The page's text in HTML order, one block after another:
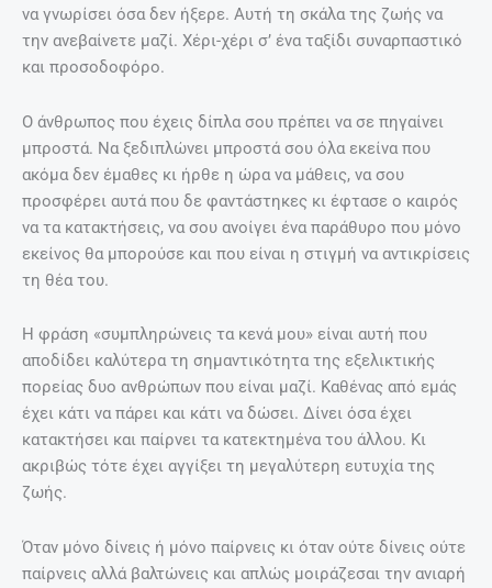
να γνωρίσει όσα δεν ήξερε. Αυτή τη σκάλα της ζωής να
την ανεβαίνετε μαζί. Χέρι-χέρι σ’ ένα ταξίδι συναρπαστικό
και προσοδοφόρο.
Ο άνθρωπος που έχεις δίπλα σου πρέπει να σε πηγαίνει
μπροστά. Να ξεδιπλώνει μπροστά σου όλα εκείνα που
ακόμα δεν έμαθες κι ήρθε η ώρα να μάθεις, να σου
προσφέρει αυτά που δε φαντάστηκες κι έφτασε ο καιρός
να τα κατακτήσεις, να σου ανοίγει ένα παράθυρο που μόνο
εκείνος θα μπορούσε και που είναι η στιγμή να αντικρίσεις
τη θέα του.
Η φράση «συμπληρώνεις τα κενά μου» είναι αυτή που
αποδίδει καλύτερα τη σημαντικότητα της εξελικτικής
πορείας δυο ανθρώπων που είναι μαζί. Καθένας από εμάς
έχει κάτι να πάρει και κάτι να δώσει. Δίνει όσα έχει
κατακτήσει και παίρνει τα κατεκτημένα του άλλου. Κι
ακριβώς τότε έχει αγγίξει τη μεγαλύτερη ευτυχία της
ζωής.
Όταν μόνο δίνεις ή μόνο παίρνεις κι όταν ούτε δίνεις ούτε
παίρνεις αλλά βαλτώνεις και απλώς μοιράζεσαι την ανιαρή